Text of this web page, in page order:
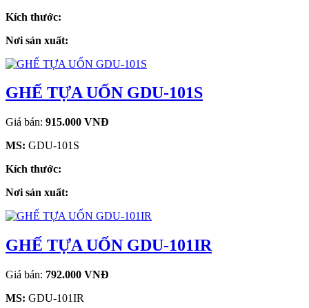
Kích thước:
Nơi sản xuất:
GHẾ TỰA UỐN GDU-101S
Giá bán: 915.000 VNĐ
MS: GDU-101S
Kích thước:
Nơi sản xuất:
GHẾ TỰA UỐN GDU-101IR
Giá bán: 792.000 VNĐ
MS: GDU-101IR